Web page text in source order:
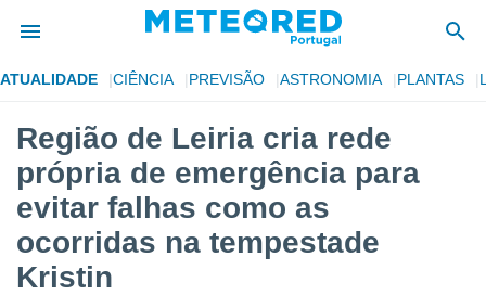
da
foi
para
as
fornecidas
ATUALIDADE CIÊNCIA PREVISÃO ASTRONOMIA PLANTAS
Região de Leiria cria rede
própria de emergência para
evitar falhas como as
ocorridas na tempestade
Kristin